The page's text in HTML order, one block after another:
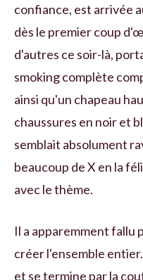
confiance, est arrivée
dès le premier coup
d'autres ce soir-là,
smoking complète
ainsi qu'un chapeau
chaussures en noir et
semblait absolument
beaucoup de X en la
avec le thème.
Il a apparemment fallu
créer l'ensemble
et se termine par la